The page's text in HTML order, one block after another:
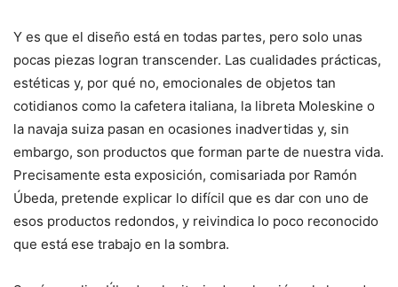
Y es que el diseño está en todas partes, pero solo unas
pocas piezas logran transcender. Las cualidades prácticas,
estéticas y, por qué no, emocionales de objetos tan
cotidianos como la cafetera italiana, la libreta Moleskine o
la navaja suiza pasan en ocasiones inadvertidas y, sin
embargo, son productos que forman parte de nuestra vida.
Precisamente esta exposición, comisariada por Ramón
Úbeda, pretende explicar lo difícil que es dar con uno de
esos productos redondos, y reivindica lo poco reconocido
que está ese trabajo en la sombra.